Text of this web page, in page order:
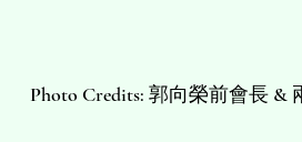
​Photo Credits: 郭向榮前會長 &